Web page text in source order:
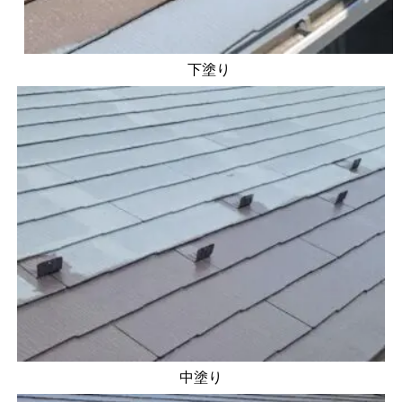
下塗り
中塗り